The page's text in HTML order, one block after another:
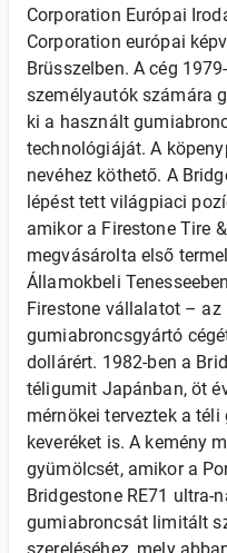
Corporation Európai
Corporation európai
Brüsszelben. A cég
személyautók számára
ki a használt
technológiáját. A
nevéhez köthető. A
lépést tett világpiaci
amikor a Firestone Tire
megvásárolta első
Államokbeli
Firestone vállalatot – az
gumiabroncsgyártó
dollárért. 1982-ben a
téligumit Japánban, öt
mérnökei terveztek a
keveréket is. A kemény
gyümölcsét, amikor a
Bridgestone RE71 ultra-
gumiabroncsát limitált